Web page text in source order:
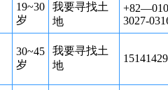
19~30
岁
我要寻找土
地
3027-
30~45
岁
我要寻找土
地